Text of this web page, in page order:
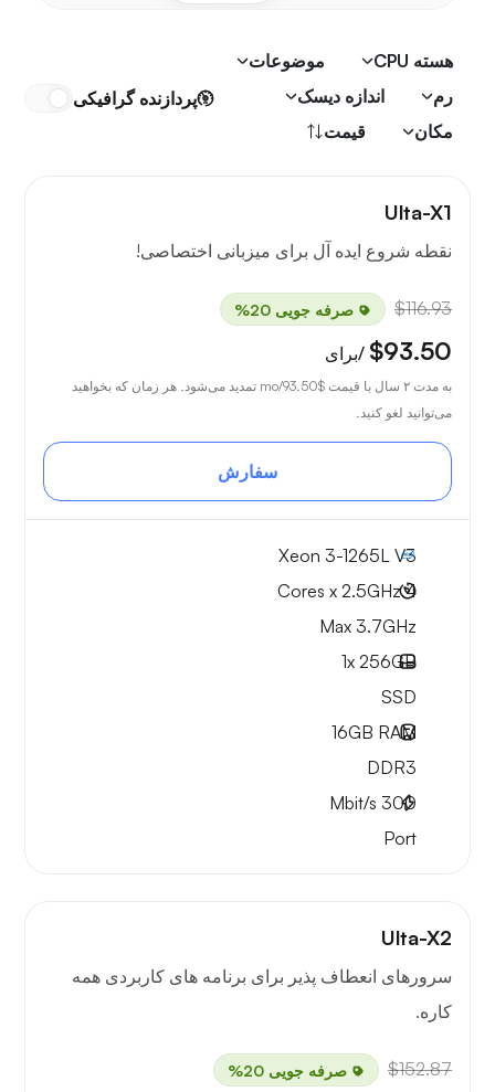
هسته CPU
موضوعات
رم
اندازه دیسک
مکان
قیمت
پردازنده گرافیکی
Ulta-X1
نقطه شروع ایده آل برای میزبانی اختصاصی!
$116.93 صرفه جویی 20%
$93.50 /برای
به مدت ۲ سال با قیمت $93.50
/mo تمدید می‌شود. هر زمان که بخواهید
می‌توانید لغو کنید.
سفارش
Xeon 3-1265L V3
4 Cores x 2.5GHz
Max 3.7GHz
1x 256GB
SSD
16GB RAM
DDR3
300
Port
Ulta-X2
سرورهای انعطاف پذیر برای برنامه های کاربردی همه
کاره.
$152.87 صرفه جویی 20%